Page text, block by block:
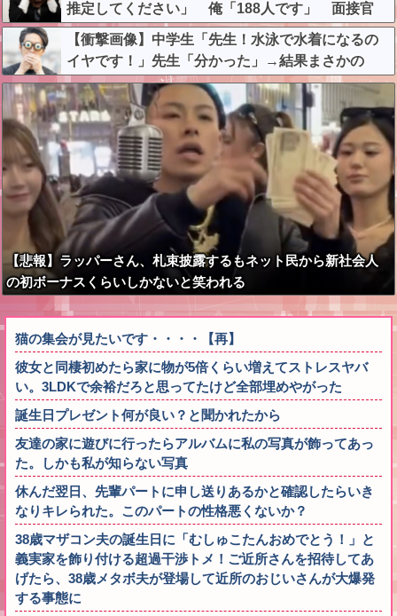
推定してください」 俺「188人です」 面接官
「どういう風に考えましたか？」 俺「知ってま
した」→この後『こう』なったんだがマジで納得
いかない！！！！！
【衝撃画像】中学生「先生！水泳で水着になるの
イヤです！」先生「分かった」→結果まさかの
『こう』なってしまうw w w w w w w
【悲報】ラッパーさん、札束披露するもネット民から新社会人
の初ボーナスくらいしかないと笑われる
猫の集会が見たいです・・・・【再】
彼女と同棲初めたら家に物が5倍くらい増えてストレスヤバ
い。3LDKで余裕だろと思ってたけど全部埋めやがった
誕生日プレゼント何が良い？と聞かれたから
友達の家に遊びに行ったらアルバムに私の写真が飾ってあっ
た。しかも私が知らない写真
休んだ翌日、先輩パートに申し送りあるかと確認したらいき
なりキレられた。このパートの性格悪くないか？
38歳マザコン夫の誕生日に「むしゅこたんおめでとう！」と
義実家を飾り付ける超過干渉トメ！ご近所さんを招待してあ
げたら、38歳メタボ夫が登場して近所のおじいさんが大爆発
する事態に